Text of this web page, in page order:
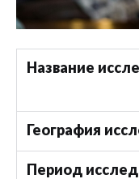
Название
География
Период